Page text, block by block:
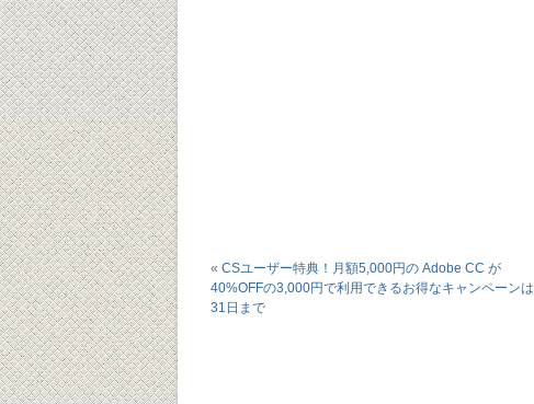
« CSユーザー特典！月額5,000円の Adobe CC が
40%OFFの3,000円で利用できるお得なキャンペーンは
31日まで